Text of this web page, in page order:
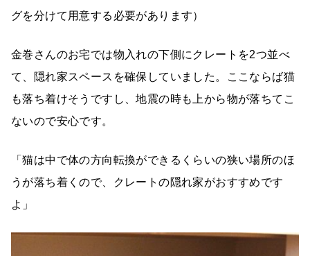
グを分けて用意する必要があります）
金巻さんのお宅では物入れの下側にクレートを2つ並べ
て、隠れ家スペースを確保していました。ここならば猫
も落ち着けそうですし、地震の時も上から物が落ちてこ
ないので安心です。
「猫は中で体の方向転換ができるくらいの狭い場所のほ
うが落ち着くので、クレートの隠れ家がおすすめです
よ」